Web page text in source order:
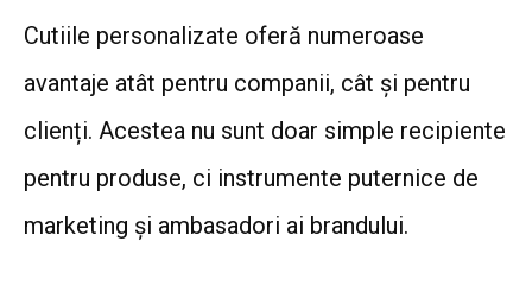
Cutiile personalizate oferă numeroase
avantaje atât pentru companii, cât și pentru
clienți. Acestea nu sunt doar simple recipiente
pentru produse, ci instrumente puternice de
marketing și ambasadori ai brandului.